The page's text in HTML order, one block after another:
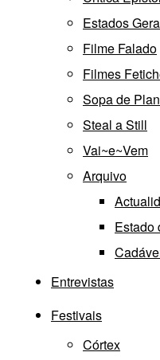
Estados
Filme Falado
Filmes
Sopa de
Steal a Still
Vai~e~Vem
Arquivo
Estado
Entrevistas
Festivais
Córtex